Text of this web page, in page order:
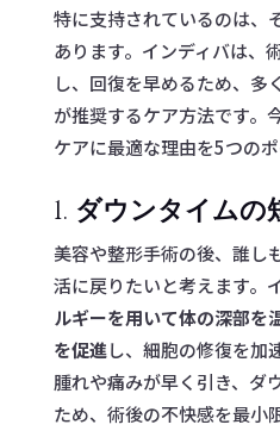
特に支持されているのは、
あります。インディバは、
し、回復を早めるため、多
が推奨するケア方法です。
ケアに最適な理由を5つの
1. ダウンタイムの
美容や整形手術の後、誰し
活に戻りたいと考えます。
ルギーを用いて体の深部を
を促進し、細胞の修復を加
腫れや痛みが早く引き、ダ
ため、術後の不快感を最小